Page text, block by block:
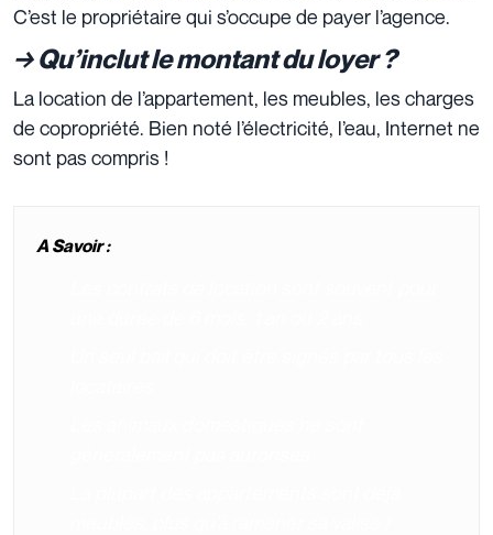
C’est le propriétaire qui s’occupe de payer l’agence.
→ Qu’inclut le montant du loyer ?
La location de l’appartement, les meubles, les charges
de copropriété. Bien noté l’électricité, l’eau, Internet ne
sont pas compris !
A Savoir :